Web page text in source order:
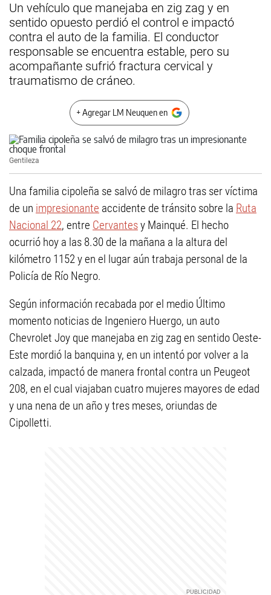
Un vehículo que manejaba en zig zag y en
sentido opuesto perdió el control e impactó
contra el auto de la familia. El conductor
responsable se encuentra estable, pero su
acompañante sufrió fractura cervical y
traumatismo de cráneo.
+ Agregar LM Neuquen en
Gentileza
Una familia cipoleña se salvó de milagro tras ser víctima
de un impresionante accidente de tránsito sobre la Ruta
Nacional 22, entre Cervantesy Mainqué. El hecho
ocurrió hoy a las 8.30 de la mañana a la altura del
kilómetro 1152 y en el lugar aún trabaja personal de la
Policía de Río Negro.
Según información recabada por el medio Último
momento noticias de Ingeniero Huergo, un auto
Chevrolet Joy que manejaba en zig zag en sentido Oeste-
Este mordió la banquina y, en un intentó por volver a la
calzada, impactó de manera frontal contra un Peugeot
208, en el cual viajaban cuatro mujeres mayores de edad
y una nena de un año y tres meses, oriundas de
Cipolletti.